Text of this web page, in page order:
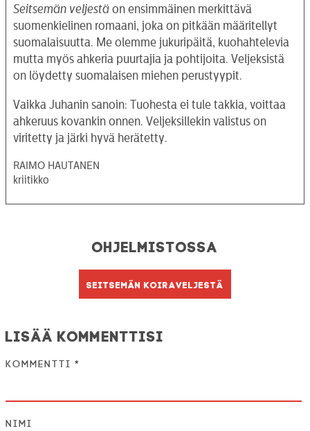
Seitsemän veljestä on ensimmäinen merkittävä
suomenkielinen romaani, joka on pitkään määritellyt
suomalaisuutta. Me olemme jukuripäitä, kuohahtelevia
mutta myös ahkeria puurtajia ja pohtijoita. Veljeksistä
on löydetty suomalaisen miehen perustyypit.
Vaikka Juhanin sanoin: Tuohesta ei tule takkia, voittaa
ahkeruus kovankin onnen. Veljeksillekin valistus on
viritetty ja järki hyvä herätetty.
RAIMO HAUTANEN
kriitikko
Ohjelmistossa
Seitsemän koiraveljestä
Lisää kommenttisi
Kommentti *
Nimi